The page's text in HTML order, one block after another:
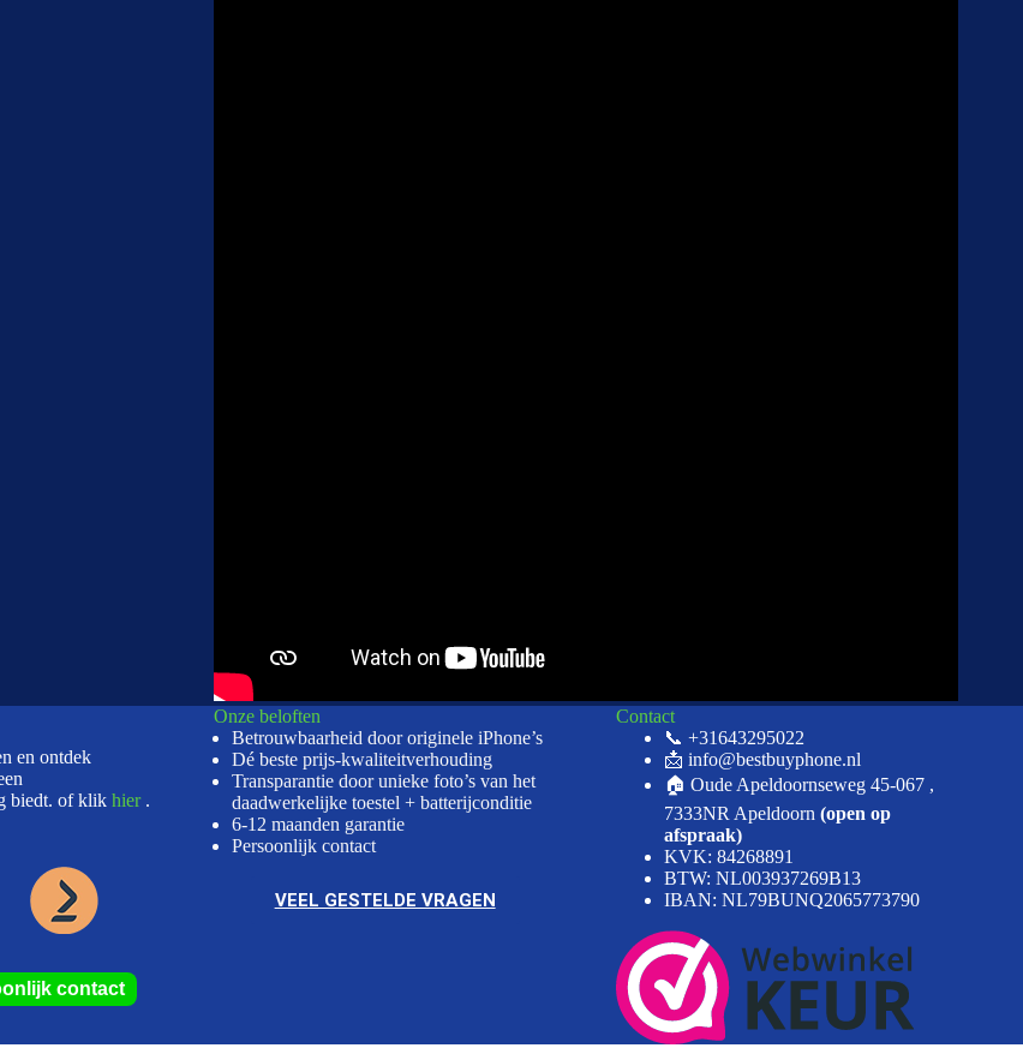
en ontdek
biedt. of klikhier .
contact
Onze beloften
Betrouwbaarheid door originele iPhone’s
Dé beste prijs-kwaliteitverhouding
Transparantie door unieke foto’s van het
daadwerkelijke toestel + batterijconditie
6-12 maanden garantie
Persoonlijk contact
VEEL GESTELDE VRAGEN
Contact
📞 +31643295022
📩 info@bestbuyphone.nl
🏠 Oude Apeldoornseweg 45-067 ,
7333NR Apeldoorn(open op
afspraak)
KVK: 84268891
BTW: NL003937269B13
IBAN: NL79BUNQ2065773790